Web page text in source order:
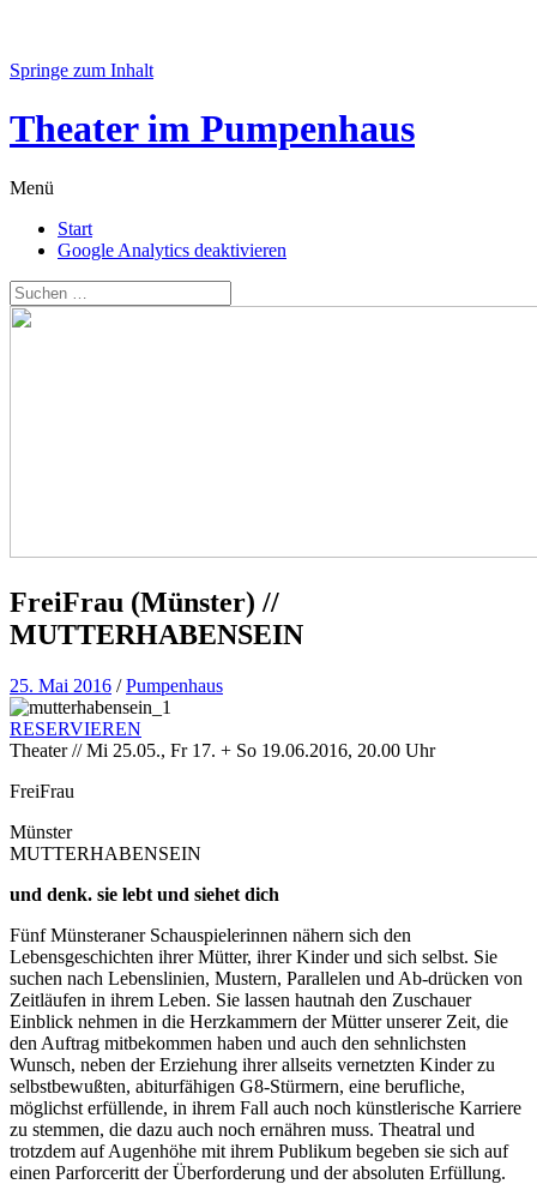
Springe zum Inhalt
Theater im Pumpenhaus
Menü
Start
Google Analytics deaktivieren
FreiFrau (Münster) //
MUTTERHABENSEIN
25. Mai 2016 /Pumpenhaus
RESERVIEREN
Theater // Mi 25.05., Fr 17. + So 19.06.2016, 20.00 Uhr
FreiFrau
Münster
MUTTERHABENSEIN
und denk. sie lebt und siehet dich
Fünf Münsteraner Schauspielerinnen nähern sich den
Lebensgeschichten ihrer Mütter, ihrer Kinder und sich selbst. Sie
suchen nach Lebenslinien, Mustern, Parallelen und Ab-drücken von
Zeitläufen in ihrem Leben. Sie lassen hautnah den Zuschauer
Einblick nehmen in die Herzkammern der Mütter unserer Zeit, die
den Auftrag mitbekommen haben und auch den sehnlichsten
Wunsch, neben der Erziehung ihrer allseits vernetzten Kinder zu
selbstbewußten, abiturfähigen G8-Stürmern, eine berufliche,
möglichst erfül­­­len­de, in ihrem Fall auch noch künstlerische Karriere
zu stemmen, die dazu auch noch ernähren muss. Theatral und
trotzdem auf Augenhöhe mit ihrem Publikum begeben sie sich auf
einen Parforceritt der Überforderung und der absoluten Erfüllung.